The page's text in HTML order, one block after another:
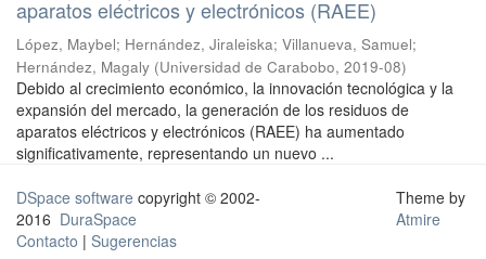
aparatos eléctricos y electrónicos (RAEE)
López, Maybel; Hernández, Jiraleiska; Villanueva, Samuel;
Hernández, Magaly (Universidad de Carabobo, 2019-08)
Debido al crecimiento económico, la innovación tecnológica y la
expansión del mercado, la generación de los residuos de
aparatos eléctricos y electrónicos (RAEE) ha aumentado
significativamente, representando un nuevo ...
DSpace software copyright © 2002-
2016 DuraSpace
Contacto | Sugerencias
Theme by
Atmire